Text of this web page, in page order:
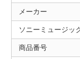
メーカー
ソニーミュージッ
商品番号